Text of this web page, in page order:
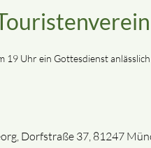
Uhr ein Gottesdienst
Dorfstraße 37, 81247